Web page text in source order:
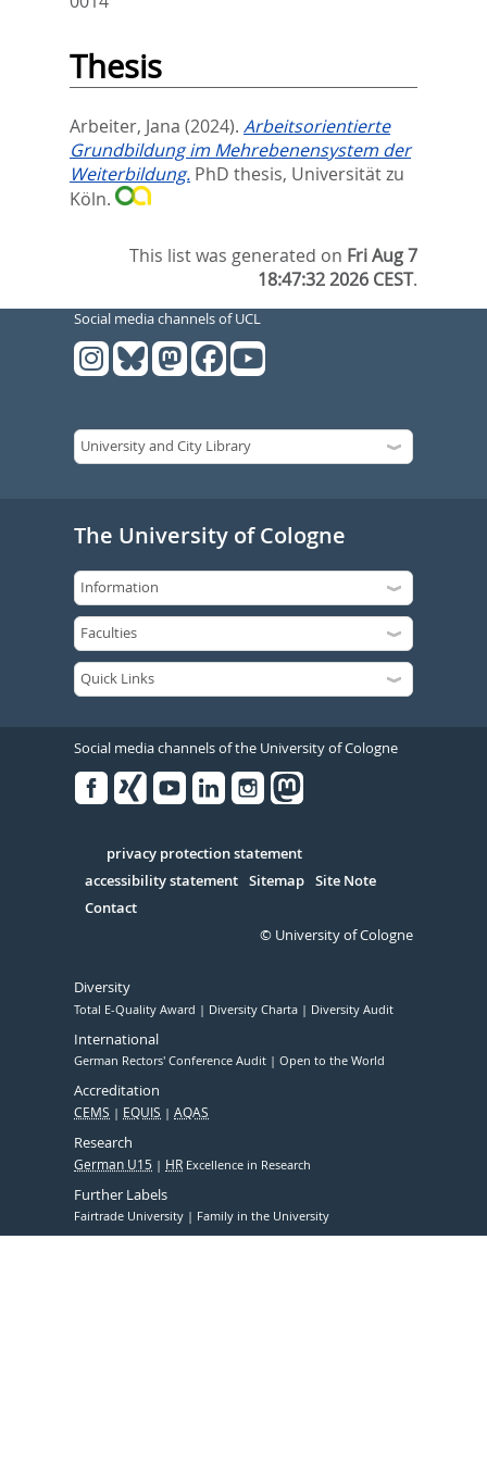
Thesis
Arbeiter, Jana (2024). Arbeitsorientierte
Grundbildung im Mehrebenensystem der
Weiterbildung. PhD thesis, Universität zu
Köln.
This list was generated on Fri Aug 7
18:47:32 2026 CEST.
Social media channels of UCL
The University of Cologne
Social media channels of the University of Cologne
Serivce
privacy protection statement
accessibility statement Sitemap Site Note
Contact
© University of Cologne
Diversity
Total E-Quality Award Diversity Charta Diversity Audit
International
German Rectors' Conference Audit Open to the World
Accreditation
CEMS EQUIS AQAS
Research
German U15 HR Excellence in Research
Further Labels
Fairtrade University Family in the University